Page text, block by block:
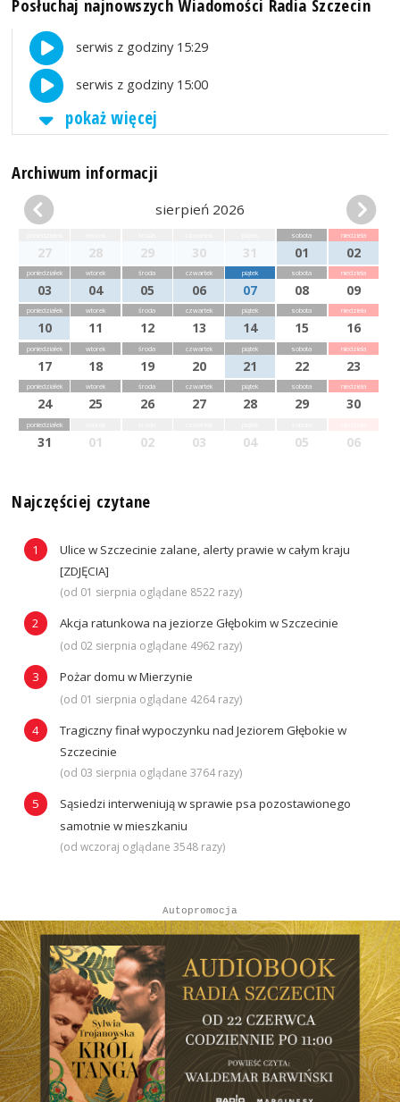
Posłuchaj najnowszych Wiadomości Radia Szczecin
serwis z godziny 15:29
serwis z godziny 15:00
pokaż więcej
Archiwum informacji
sierpień 2026
27 28 29 30 31
sobota
01
niedziela
02
poniedziałek
03
wtorek
04
środa
05
czwartek
06
piątek
07
sobota
08
niedziela
09
poniedziałek
10
wtorek
11
środa
12
czwartek
13
piątek
14
sobota
15
niedziela
16
poniedziałek
17
wtorek
18
środa
19
czwartek
20
piątek
21
sobota
22
niedziela
23
poniedziałek
24
wtorek
25
środa
26
czwartek
27
piątek
28
sobota
29
niedziela
30
poniedziałek
31 01 02 03 04 05 06
Najczęściej czytane
Ulice w Szczecinie zalane, alerty prawie w całym kraju
[ZDJĘCIA]
(od 01 sierpnia oglądane 8522 razy)
Akcja ratunkowa na jeziorze Głębokim w Szczecinie
(od 02 sierpnia oglądane 4962 razy)
Pożar domu w Mierzynie
(od 01 sierpnia oglądane 4264 razy)
Tragiczny finał wypoczynku nad Jeziorem Głębokie w
Szczecinie
(od 03 sierpnia oglądane 3764 razy)
Sąsiedzi interweniują w sprawie psa pozostawionego
samotnie w mieszkaniu
(od wczoraj oglądane 3548 razy)
Autopromocja